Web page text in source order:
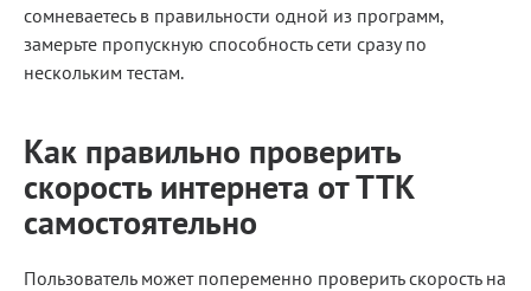
сомневаетесь в правильности одной из программ,
замерьте пропускную способность сети сразу по
нескольким тестам.
Как правильно проверить
скорость интернета от ТТК
самостоятельно
Пользователь может попеременно проверить скорость на